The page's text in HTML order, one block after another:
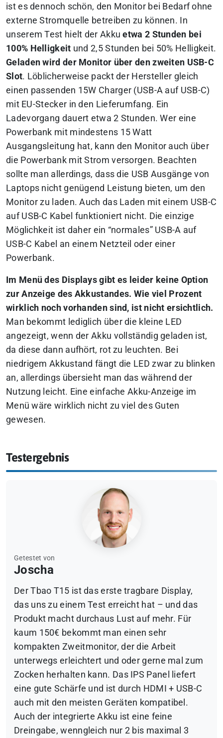
ist es dennoch schön, den Monitor bei Bedarf ohne
externe Stromquelle betreiben zu können. In
unserem Test hielt der Akkuetwa 2 Stunden bei
100% Helligkeit und 2,5 Stunden bei 50% Helligkeit.
Geladen wird der Monitor über den zweiten USB-C
Slot. Löblicherweise packt der Hersteller gleich
einen passenden 15W Charger (USB-A auf USB-C)
mit EU-Stecker in den Lieferumfang. Ein
Ladevorgang dauert etwa 2 Stunden. Wer eine
Powerbank mit mindestens 15 Watt
Ausgangsleitung hat, kann den Monitor auch über
die Powerbank mit Strom versorgen. Beachten
sollte man allerdings, dass die USB Ausgänge von
Laptops nicht genügend Leistung bieten, um den
Monitor zu laden. Auch das Laden mit einem USB-C
auf USB-C Kabel funktioniert nicht. Die einzige
Möglichkeit ist daher ein “normales” USB-A auf
USB-C Kabel an einem Netzteil oder einer
Powerbank.
Im Menü des Displays gibt es leider keine Option
zur Anzeige des Akkustandes. Wie viel Prozent
wirklich noch vorhanden sind, ist nicht ersichtlich.
Man bekommt lediglich über die kleine LED
angezeigt, wenn der Akku vollständig geladen ist,
da diese dann aufhört, rot zu leuchten. Bei
niedrigem Akkustand fängt die LED zwar zu blinken
an, allerdings übersieht man das während der
Nutzung leicht. Eine einfache Akku-Anzeige im
Menü wäre wirklich nicht zu viel des Guten
gewesen.
Testergebnis
Getestet von
Joscha
Der Tbao T15 ist das erste tragbare Display,
das uns zu einem Test erreicht hat – und das
Produkt macht durchaus Lust auf mehr. Für
kaum 150€ bekommt man einen sehr
kompakten Zweitmonitor, der die Arbeit
unterwegs erleichtert und oder gerne mal zum
Zocken herhalten kann. Das IPS Panel liefert
eine gute Schärfe und ist durch HDMI + USB-C
auch mit den meisten Geräten kompatibel.
Auch der integrierte Akku ist eine feine
Dreingabe, wenngleich nur 2 bis maximal 3